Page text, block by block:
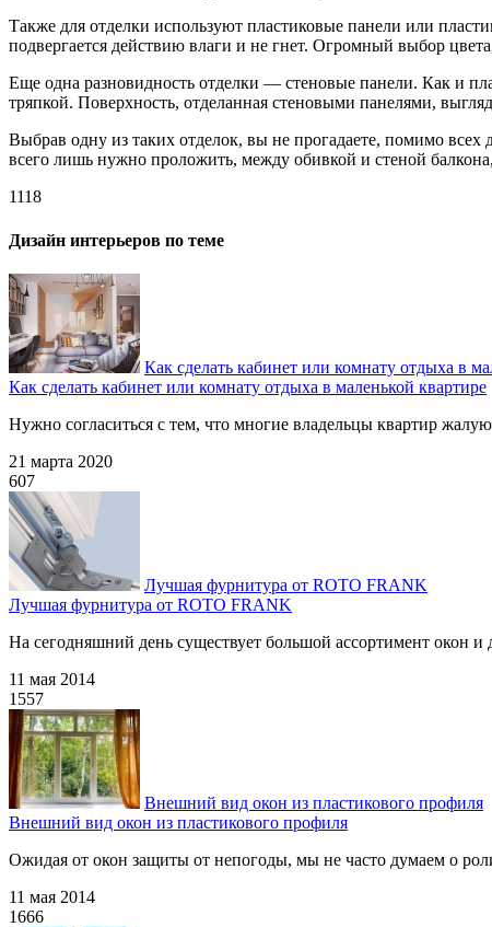
Также для отделки используют пластиковые панели или
подвергается действию влаги и не гнет. Огромный выбор
Еще одна разновидность отделки — стеновые панели. Как и
тряпкой. Поверхность, отделанная стеновыми панелями,
Выбрав одну из таких отделок, вы не прогадаете, помимо
всего лишь нужно проложить, между обивкой и стеной
1118
Дизайн интерьеров по теме
Как сделать кабинет или комнату отдыха в
Как сделать кабинет или комнату отдыха в маленькой квартире
Нужно согласиться с тем, что многие владельцы квартир
21 марта 2020
607
Лучшая фурнитура от ROTO FRANK
Лучшая фурнитура от ROTO FRANK
На сегодняшний день существует большой ассортимент окон
11 мая 2014
1557
Внешний вид окон из пластикового профиля
Внешний вид окон из пластикового профиля
Ожидая от окон защиты от непогоды, мы не часто думаем о
11 мая 2014
1666